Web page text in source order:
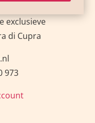
exclusieve
di Cupra
973